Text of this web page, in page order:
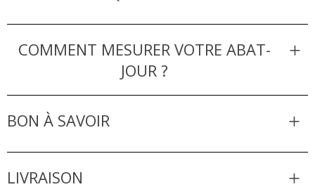
COMMENT MESURER VOTRE ABAT-
JOUR ?
BON À SAVOIR
LIVRAISON